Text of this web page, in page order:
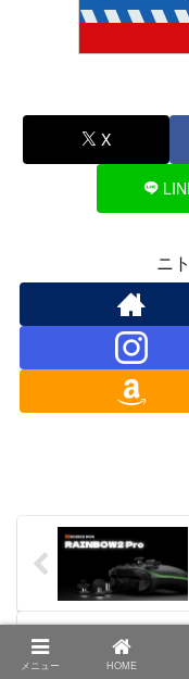
X
ニ
ANBERNIC RG405V そ
たいですねぇ・・・
メニュー HOME